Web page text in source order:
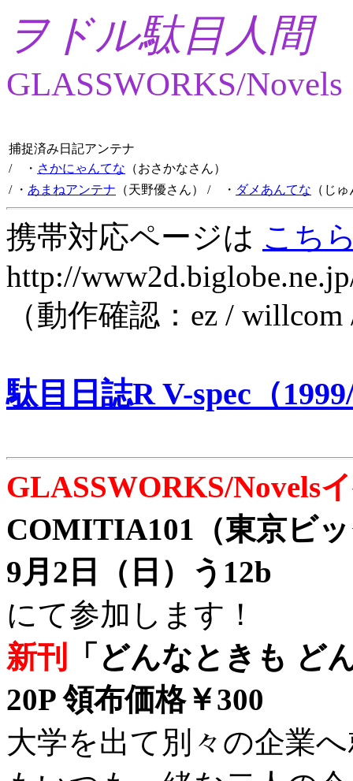
ヲドル駄目人間
GLASSWORKS/Novels
捕捉済み日記アンテナ
/ ・ さかにゃんてな （おさかなさん）
/ ・ あまねアンテナ （天野優さん） / ・ ダメあんてな （じ
携帯対応ページは こち
http://
（動作確認：ez /
駄目日誌R V-spec（
GLASSWORKS/Novels
COMITIA101（東京ビ
9月2日（日）う12b
にて参加します！
新刊
「どんなときも ど
20P 領布価格￥300
大学を出て別々の企業